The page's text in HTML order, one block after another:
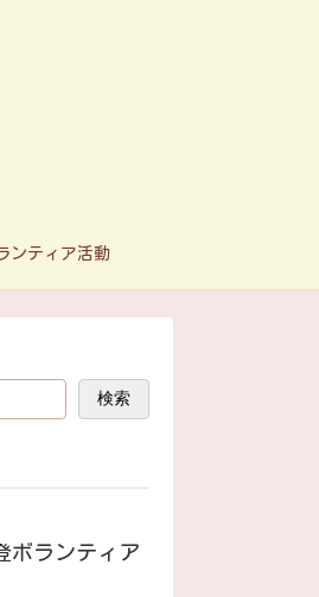
ンティア活動
検索
ボランティア